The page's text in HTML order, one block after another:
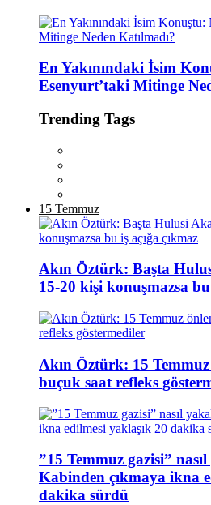
En Yakınındaki İsim
Esenyurt’taki Mitinge
Trending Tags
15 Temmuz
Akın Öztürk: Başta
15-20 kişi konuşmazsa bu
Akın Öztürk: 15
buçuk saat refleks
”15 Temmuz gazisi”
Kabinden çıkmaya ikna
dakika sürdü